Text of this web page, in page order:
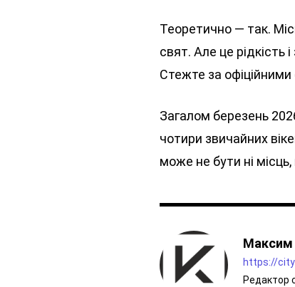
Теоретично — так.
свят. Але це рідкість
Стежте за
Загалом березень
чотири звичайних
може не бути ні місць,
Максим
https://
Редактор